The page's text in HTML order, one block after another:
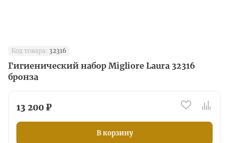
Код товара: 32316
Гигиенический набор Migliore Laura 32316
бронза
13 200 ₽
В корзину